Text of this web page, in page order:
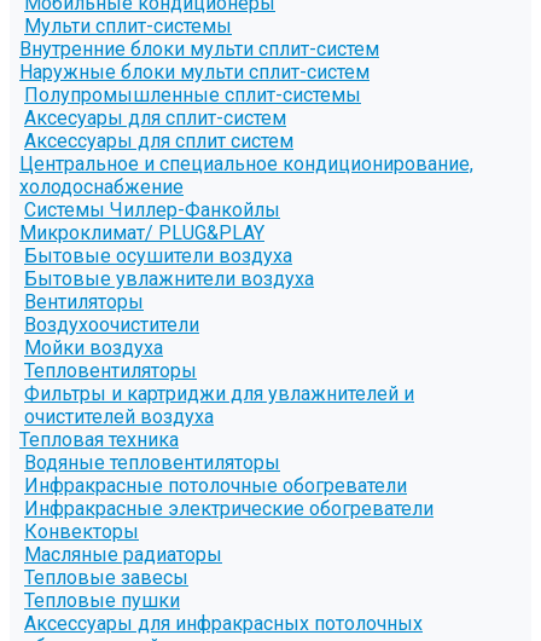
Мульти сплит-системы
Внутренние блоки мульти сплит-систем
Наружные блоки мульти сплит-систем
Полупромышленные сплит-системы
Аксесуары для сплит-систем
Аксессуары для сплит систем
Центральное и специальное кондиционирование,
холодоснабжение
Системы Чиллер-Фанкойлы
Микроклимат/ PLUG&PLAY
Бытовые осушители воздуха
Бытовые увлажнители воздуха
Вентиляторы
Воздухоочистители
Мойки воздуха
Тепловентиляторы
Фильтры и картриджи для увлажнителей и
очистителей воздуха
Тепловая техника
Водяные тепловентиляторы
Инфракрасные потолочные обогреватели
Инфракрасные электрические обогреватели
Конвекторы
Масляные радиаторы
Тепловые завесы
Тепловые пушки
Аксессуары для инфракрасных потолочных